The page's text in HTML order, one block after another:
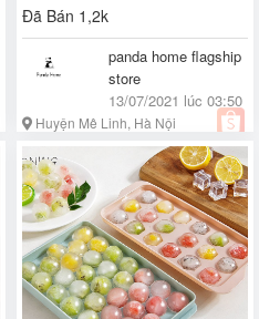
Đã Bán 1,2k
panda home flagship
store
13/07/2021 lúc 03:50
Huyện Mê Linh, Hà Nội